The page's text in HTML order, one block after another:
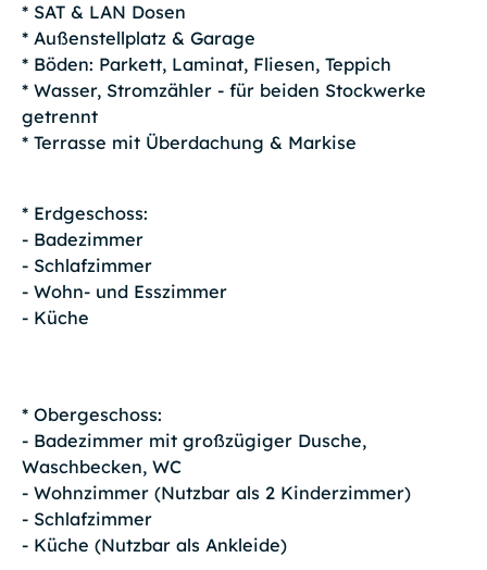
* SAT & LAN Dosen
* Außenstellplatz & Garage
* Böden: Parkett, Laminat, Fliesen, Teppich
* Wasser, Stromzähler - für beiden Stockwerke
getrennt
* Terrasse mit Überdachung & Markise
* Erdgeschoss:
- Badezimmer
- Schlafzimmer
- Wohn- und Esszimmer
- Küche
* Obergeschoss:
- Badezimmer mit großzügiger Dusche,
Waschbecken, WC
- Wohnzimmer (Nutzbar als 2 Kinderzimmer)
- Schlafzimmer
- Küche (Nutzbar als Ankleide)